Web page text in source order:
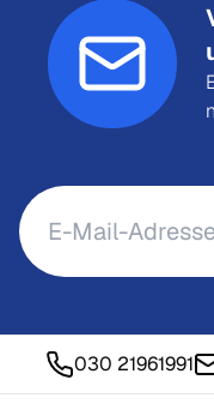
030 21961991